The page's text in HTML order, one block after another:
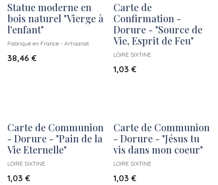
Statue moderne en
bois naturel "Vierge à
l'enfant"
Fabriqué en France - Artisanat
38,46 €
Carte de
Confirmation -
Dorure - "Source de
Vie, Esprit de Feu"
LOIRE SIXTINE
1,03 €
Carte de Communion
- Dorure - "Pain de la
Vie Eternelle"
LOIRE SIXTINE
1,03 €
Carte de Communion
- Dorure - "Jésus tu
vis dans mon coeur"
LOIRE SIXTINE
1,03 €